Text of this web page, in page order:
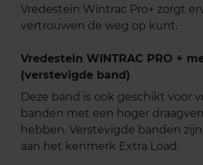
Vredestein Wintrac Pro+ zorgt
vertrouwen de weg op kunt.
Vredestein WINTRAC PRO +
(verstevigde band)
Deze band is ook geschikt voor
banden met een hoger
hebben. Verstevigde banden
aan het kenmerk Extra Load.